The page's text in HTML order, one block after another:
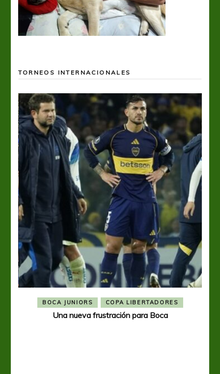
TORNEOS INTERNACIONALES
BOCA JUNIORS COPA LIBERTADORES
Una nueva frustración para Boca